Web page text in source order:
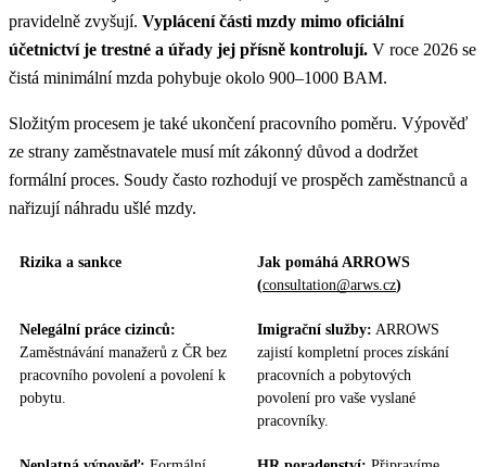
pravidelně zvyšují. Vyplácení části mzdy mimo oficiální
účetnictví je trestné a úřady jej přísně kontrolují. V roce 2026 se
čistá minimální mzda pohybuje okolo 900–1000 BAM.
Složitým procesem je také ukončení pracovního poměru. Výpověď
ze strany zaměstnavatele musí mít zákonný důvod a dodržet
formální proces. Soudy často rozhodují ve prospěch zaměstnanců a
nařizují náhradu ušlé mzdy.
Rizika a sankce
Jak pomáhá ARROWS
(consultation@arws.cz)
Nelegální práce cizinců:
Zaměstnávání manažerů z ČR bez
pracovního povolení a povolení k
pobytu.
Imigrační služby: ARROWS
zajistí kompletní proces získání
pracovních a pobytových
povolení pro vaše vyslané
pracovníky.